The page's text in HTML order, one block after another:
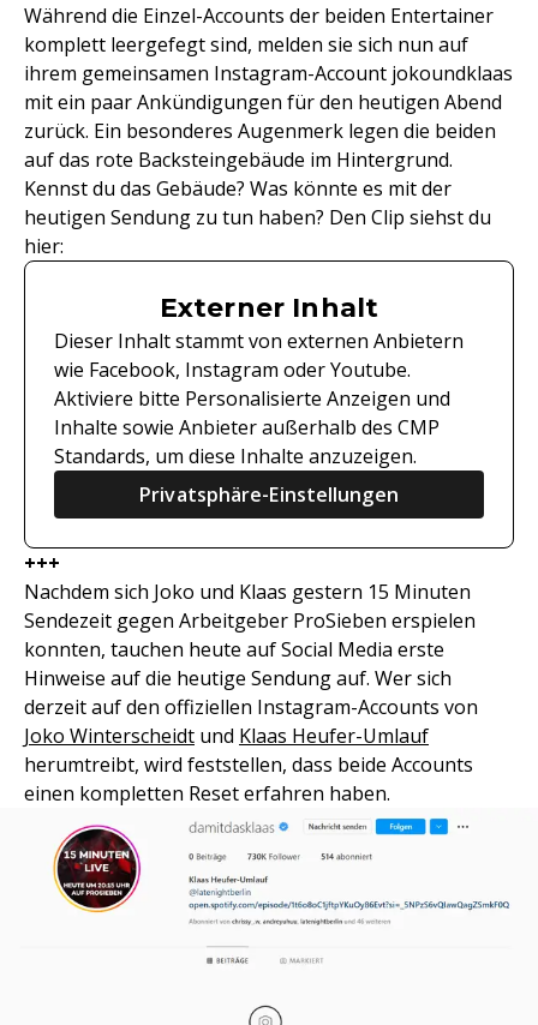
Während die Einzel-Accounts der beiden Entertainer
komplett leergefegt sind, melden sie sich nun auf
ihrem gemeinsamen Instagram-Account jokoundklaas
mit ein paar Ankündigungen für den heutigen Abend
zurück. Ein besonderes Augenmerk legen die beiden
auf das rote Backsteingebäude im Hintergrund.
Kennst du das Gebäude? Was könnte es mit der
heutigen Sendung zu tun haben? Den Clip siehst du
hier:
Externer Inhalt
Dieser Inhalt stammt von externen Anbietern
wie Facebook, Instagram oder Youtube.
Aktiviere bitte Personalisierte Anzeigen und
Inhalte sowie Anbieter außerhalb des CMP
Standards, um diese Inhalte anzuzeigen.
Privatsphäre-Einstellungen
+++
Nachdem sich Joko und Klaas gestern 15 Minuten
Sendezeit gegen Arbeitgeber ProSieben erspielen
konnten, tauchen heute auf Social Media erste
Hinweise auf die heutige Sendung auf. Wer sich
derzeit auf den offiziellen Instagram-Accounts von
Joko Winterscheidt und Klaas Heufer-Umlauf
herumtreibt, wird feststellen, dass beide Accounts
einen kompletten Reset erfahren haben.